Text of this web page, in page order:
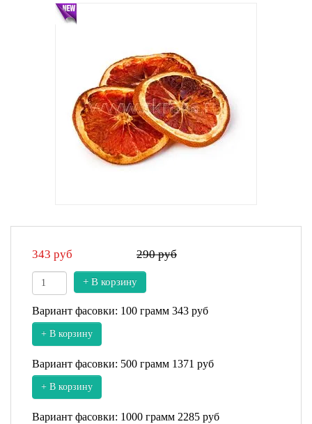
343 руб 290 руб
+ В корзину
Вариант фасовки: 100 грамм 343 руб
+ В корзину
Вариант фасовки: 500 грамм 1371 руб
+ В корзину
Вариант фасовки: 1000 грамм 2285 руб